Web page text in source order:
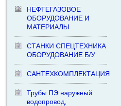
НЕФТЕГАЗОВОЕ
ОБОРУДОВАНИЕ И
МАТЕРИАЛЫ
СТАНКИ СПЕЦТЕХНИКА
ОБОРУДОВАНИЕ Б/У
САНТЕХКОМПЛЕКТАЦИЯ
Трубы ПЭ наружный
водопровод,